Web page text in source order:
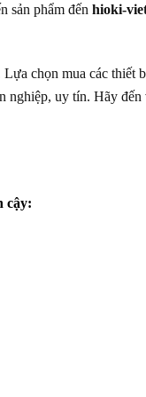
sản phẩm đến hioki-
chọn mua các
nghiệp, uy tín. Hãy
cậy: